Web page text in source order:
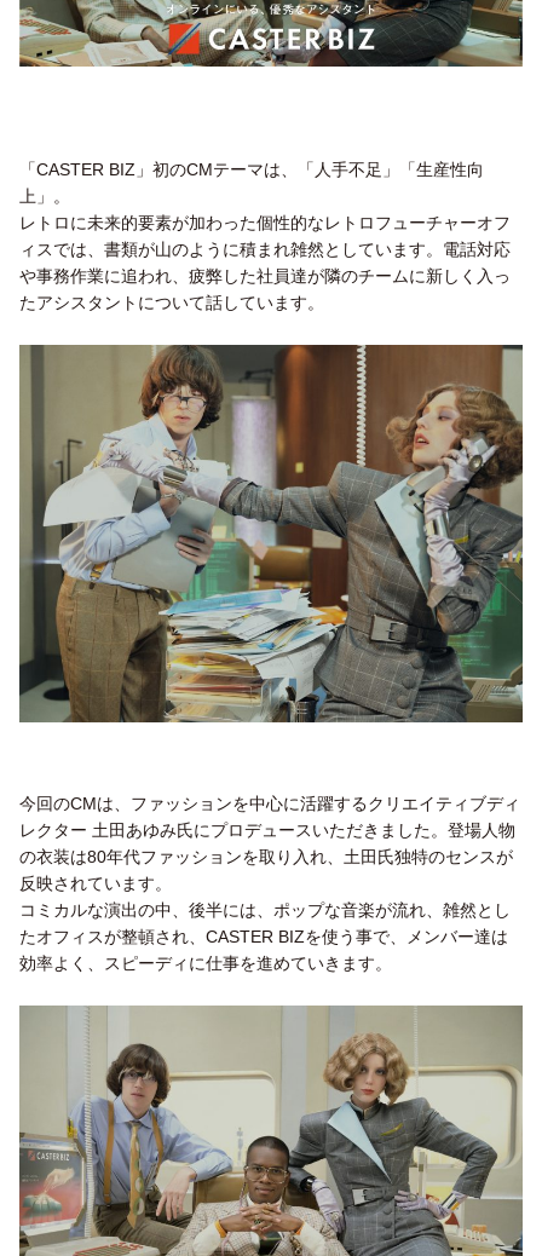
「CASTER BIZ」初のCMテーマは、「人手不足」「生産性向
上」。
レトロに未来的要素が加わった個性的なレトロフューチャーオフ
ィスでは、書類が山のように積まれ雑然としています。電話対応
や事務作業に追われ、疲弊した社員達が隣のチームに新しく入っ
たアシスタントについて話しています。
今回のCMは、ファッションを中心に活躍するクリエイティブディ
レクター 土田あゆみ氏にプロデュースいただきました。登場人物
の衣装は80年代ファッションを取り入れ、土田氏独特のセンスが
反映されています。
コミカルな演出の中、後半には、ポップな音楽が流れ、雑然とし
たオフィスが整頓され、CASTER BIZを使う事で、メンバー達は
効率よく、スピーディに仕事を進めていきます。